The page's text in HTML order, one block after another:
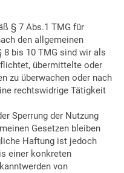
§ 7 Abs.1 TMG für
den allgemeinen
bis 10 TMG sind wir als
übermittelte oder
zu überwachen oder nach
rechtswidrige Tätigkeit
Sperrung der Nutzung
Gesetzen bleiben
Haftung ist jedoch
einer konkreten
von